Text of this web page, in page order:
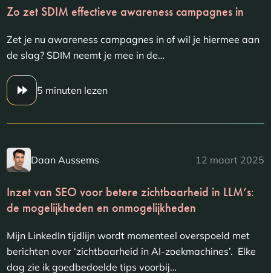
Zo zet SDIM effectieve awareness campagnes in
Zet je nu awareness campagnes in of wil je hiermee aan
de slag? SDIM neemt je mee in de…
5 minuten lezen
Daan Aussems 12 maart 2025
Inzet van SEO voor betere zichtbaarheid in LLM’s:
de mogelijkheden en onmogelijkheden
Mijn LinkedIn tijdlijn wordt momenteel overspoeld met
berichten over ‘zichtbaarheid in AI-zoekmachines’. Elke
dag zie ik goedbedoelde tips voorbij…